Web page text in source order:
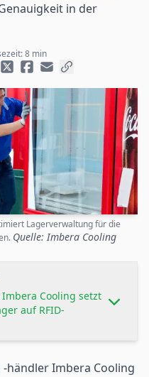
in der
8 min
Lagerverwaltung für die
Quelle: Imbera Cooling
Imbera Cooling setzt
auf RFID-
händler Imbera Cooling